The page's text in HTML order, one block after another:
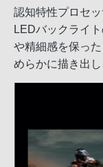
認知特性プロセ
LEDバックライ
や精細感を保っ
めらかに描き出し